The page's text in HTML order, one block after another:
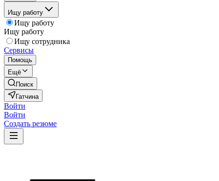
Ищу работу
Ищу работу
Ищу работу
Ищу сотрудника
Сервисы
Помощь
Ещё
Поиск
Гатчина
Войти
Войти
Создать резюме